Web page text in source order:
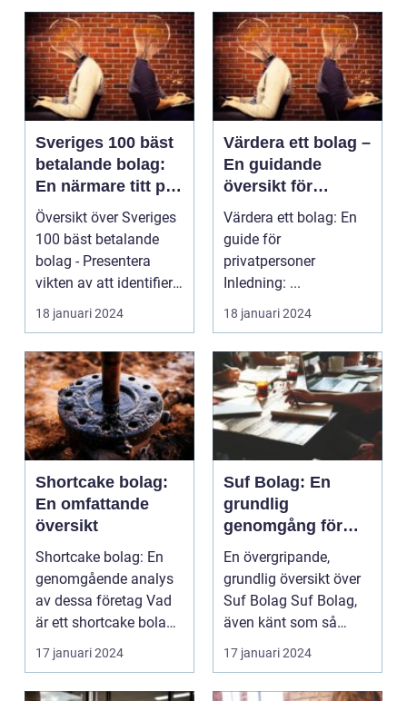
Sveriges 100 bäst
betalande bolag:
En närmare titt på
deras popularitet
och ekonomiska
prestation
Översikt över Sveriges
100 bäst betalande
bolag - Presentera
vikten av att identifiera
och analyser...
18 januari 2024
Värdera ett bolag –
En guidande
översikt för
privatpersoner
Värdera ett bolag: En
guide för
privatpersoner
Inledning: ...
18 januari 2024
Shortcake bolag:
En omfattande
översikt
Shortcake bolag: En
genomgående analys
av dessa företag Vad
är ett shortcake bolag?
...
17 januari 2024
Suf Bolag: En
grundlig
genomgång för
privatpersoner
En övergripande,
grundlig översikt över
Suf Bolag Suf Bolag,
även känt som så
kallade "Societies wi...
17 januari 2024